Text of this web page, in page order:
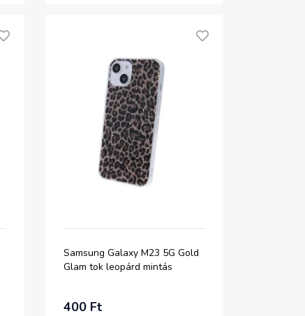
Samsung Galaxy M23 5G Gold
Glam tok leopárd mintás
400 Ft